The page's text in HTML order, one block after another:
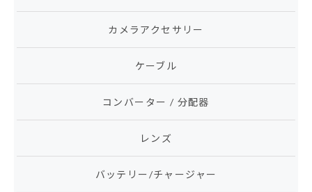
カメラアクセサリー
ケーブル
コンバーター / 分配器
レンズ
バッテリー/チャージャー